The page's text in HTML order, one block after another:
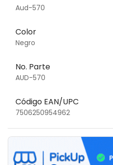
Aud-570
Color
Negro
No. Parte
AUD-570
Código EAN/UPC
7506250954962